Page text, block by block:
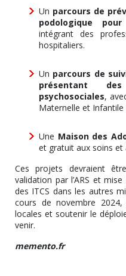
Un parcours de
podologique
intégrant des
hospitaliers.
Un parcours de
présentant
psychosociales,
Maternelle et Infantile
Une Maison des
et gratuit aux soins et
Ces projets devraient
validation par l’ARS et
des ITCS dans les autres
cours de novembre
locales et soutenir le
venir.
memento.fr